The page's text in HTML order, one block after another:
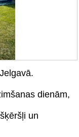
dienām,
un